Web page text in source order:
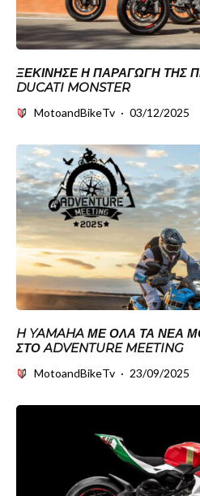
ΞΕΚΊΝΗΣΕ Η ΠΑΡΑΓΩΓΉ ΤΗΣ
DUCATI MONSTER
MotoandBikeTv · 03/12/2025
H YAMAHA ΜΕ ΟΛΑ ΤΑ ΝΕΑ
ΣΤΟ ADVENTURE MEETING
MotoandBikeTv · 23/09/2025